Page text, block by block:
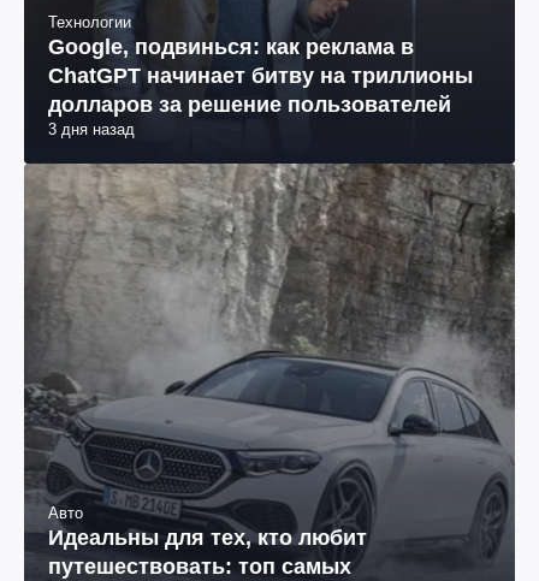
Технологии
Google, подвинься: как реклама в
ChatGPT начинает битву на триллионы
долларов за решение пользователей
3 дня назад
Авто
Идеальны для тех, кто любит
путешествовать: топ самых